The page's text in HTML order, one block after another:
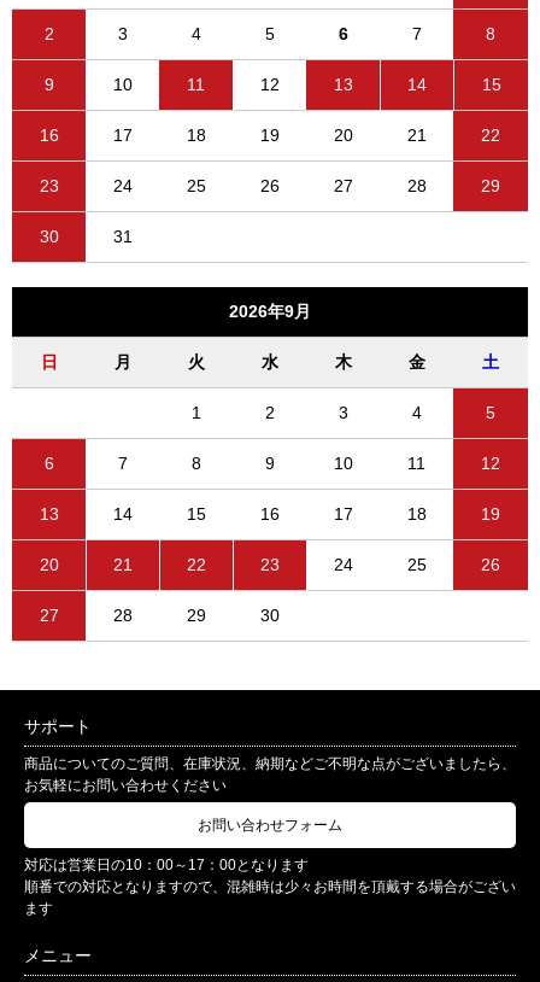
2 3 4 5 6 7 8
9 10 11 12 13 14 15
16 17 18 19 20 21 22
23 24 25 26 27 28 29
30 31
2026年9月
日 月 火 水 木 金 土
1 2 3 4 5
6 7 8 9 10 11 12
13 14 15 16 17 18 19
20 21 22 23 24 25 26
27 28 29 30
サポート
商品についてのご質問、在庫状況、納期などご不明な点がございましたら、
お気軽にお問い合わせください
お問い合わせフォーム
対応は営業日の10：00～17：00となります
順番での対応となりますので、混雑時は少々お時間を頂戴する場合がござい
ます